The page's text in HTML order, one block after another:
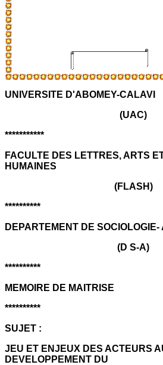
UNIVERSITE D'ABOMEY-CALAVI
(UAC)
***********
FACULTE DES LETTRES, ARTS
HUMAINES
(FLASH)
**********
DEPARTEMENT DE
(D S-A)
**********
MEMOIRE DE MAITRISE
**********
SUJET :
JEU ET ENJEUX DES ACTEURS
DEVELOPPEMENT DU